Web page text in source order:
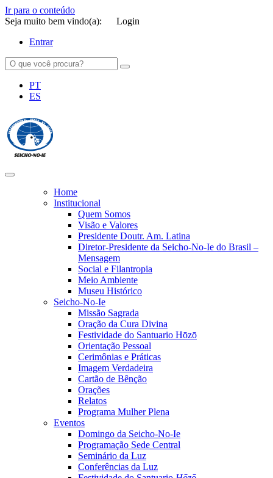
Ir para o conteúdo
Seja muito bem vindo(a):
Login
Entrar
PT
ES
Home
Institucional
Quem Somos
Visão e Valores
Presidente Doutr. Am. Latina
Diretor-Presidente da Seicho-No-Ie do Brasil –
Mensagem
Social e Filantropia
Meio Ambiente
Museu Histórico
Seicho-No-Ie
Missão Sagrada
Oração da Cura Divina
Festividade do Santuario Hōzō
Orientação Pessoal
Cerimônias e Práticas
Imagem Verdadeira
Cartão de Bênção
Orações
Relatos
Programa Mulher Plena
Eventos
Domingo da Seicho-No-Ie
Programação Sede Central
Seminário da Luz
Conferências da Luz